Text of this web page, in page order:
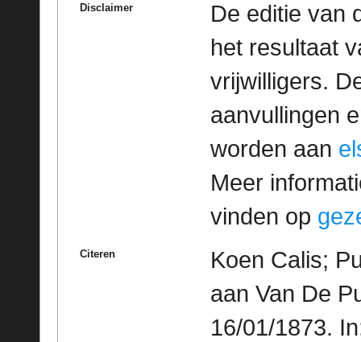
Disclaimer
De editie van
het resultaat
vrijwilligers.
aanvullingen
worden aan
Meer
vinden op
Citeren
Koen Calis;
aan Van De
16/01/1873.